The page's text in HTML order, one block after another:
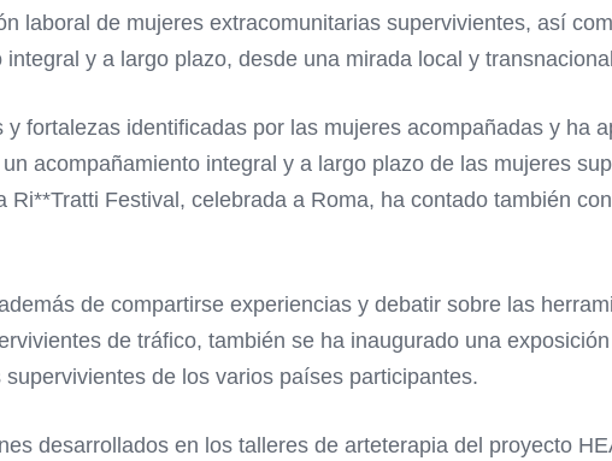
laboral de mujeres extracomunitarias supervivientes, así
y a largo plazo, desde una mirada local y
y fortalezas identificadas por las mujeres acompañadas y ha
acompañamiento integral y a largo plazo de las mujeres
Ri**Tratti Festival, celebrada a Roma, ha contado también
de compartirse experiencias y debatir sobre las
de tráfico, también se ha inaugurado una
de los varios países participantes.
desarrollados en los talleres de arteterapia del proyecto